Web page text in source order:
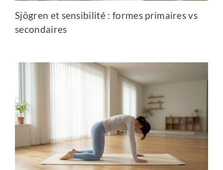
Sjögren et sensibilité : formes primaires vs
secondaires